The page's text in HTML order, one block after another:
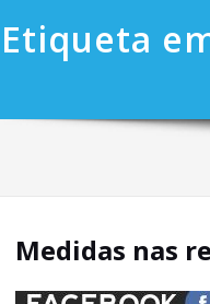
Etiqueta
Medidas nas